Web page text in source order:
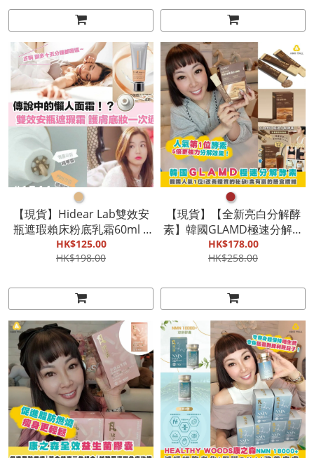
●
【現貨】Hidear Lab雙效安
瓶遮瑕賴床粉底乳霜60ml |
賴床粉底| 護膚&底妝1支完
成|SPF50+PA+++
HK$125.00
HK$198.00
●
【現貨】【全新亮白分解酵
素】韓國GLAMD極速分解酵
素(3g*30包)/盒|韓國人氣1
位|改善體質的秘缺|含有富
HK$178.00
HK$258.00